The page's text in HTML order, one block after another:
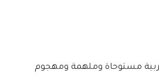
مستوحاة وملهمة ومهجوم